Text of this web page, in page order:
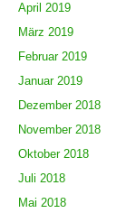
April 2019
März 2019
Februar 2019
Januar 2019
Dezember 2018
November 2018
Oktober 2018
Juli 2018
Mai 2018